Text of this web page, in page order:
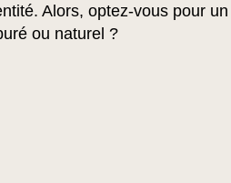
Alors, optez-vous pour un
ou naturel ?